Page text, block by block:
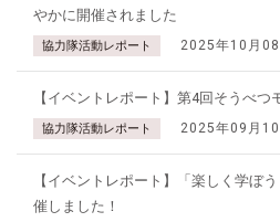
やかに開催されました
協力隊活動レポート 2025年10月08
【イベントレポート】第4回そうべつ
協力隊活動レポート 2025年09月10
【イベントレポート】「楽しく学ぼ
催しました！